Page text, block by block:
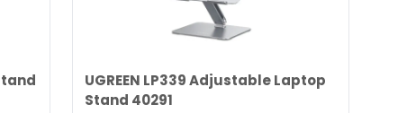
UGREEN LP339 Adjustable Laptop
Stand 40291